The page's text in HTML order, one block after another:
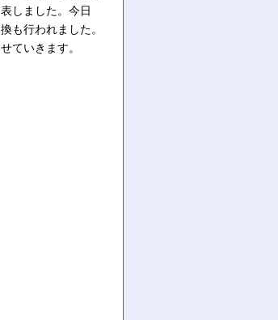
しました。今日
も行われました。
ていきます。